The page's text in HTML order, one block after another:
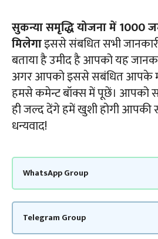
सुकन्या समृद्धि योजना में 1000
मिलेगाइससे संबधित सभी
बताया है उमीद है आपको यह
अगर आपको इससे सबंधित आपके
हमसे कमेन्ट बॉक्स में पूछें। आपको
ही जल्द देंगे हमें खुशी होगी आपकी
धन्यवाद!
WhatsApp Group
Telegram Group